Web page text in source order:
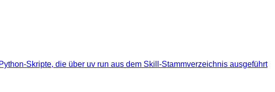
Skripte, die über uv run aus dem Skill-Stammverzeichnis ausgeführt